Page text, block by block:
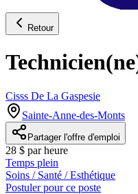
Retour
Cisss De La Gaspesie
Sainte-Anne-des-Monts
Partager l'offre d'emploi
28 $ par heure
Temps plein
Soins / Santé / Esthétique
Postuler pour ce poste